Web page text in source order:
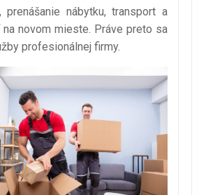
prenášanie nábytku, transport a
novom mieste. Práve preto sa
profesionálnej firmy.